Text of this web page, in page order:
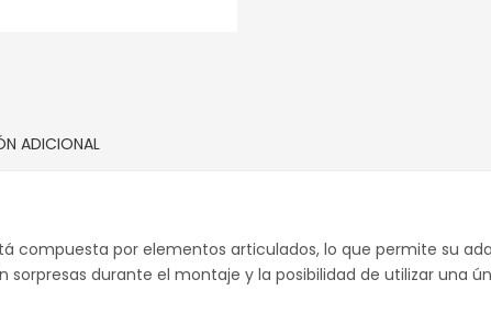
ADICIONAL
compuesta por elementos articulados, lo que permite su
sorpresas durante el montaje y la posibilidad de utilizar una